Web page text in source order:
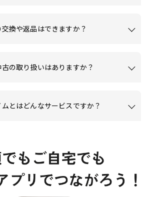
換や返品はできますか？
の取り扱いはありますか？
とはどんなサービスですか？